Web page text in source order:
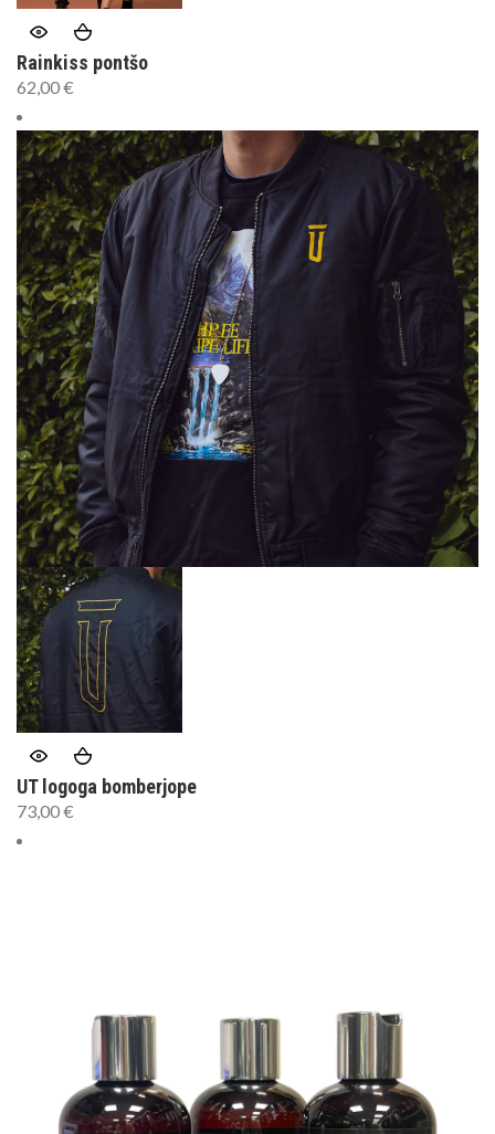
Rainkiss pontšo
62,00€
UT logoga bomberjope
73,00€